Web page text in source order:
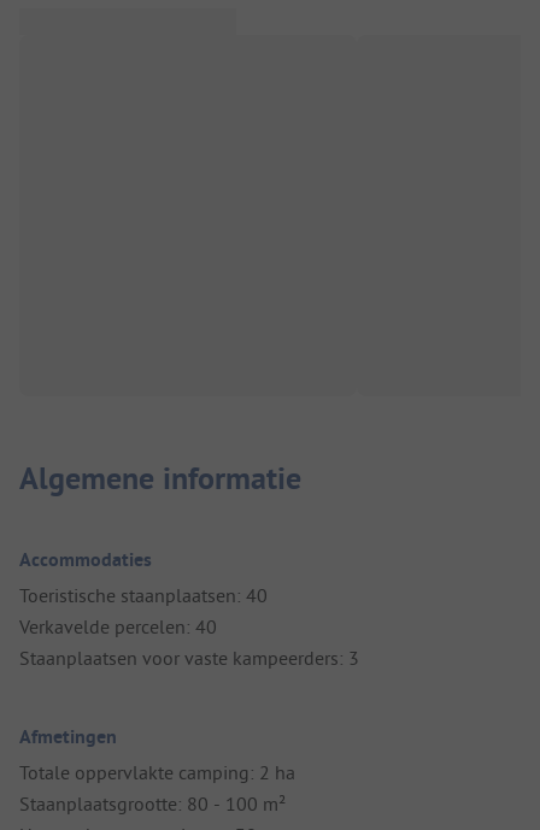
Algemene informatie
Accommodaties
Toeristische staanplaatsen: 40
Verkavelde percelen: 40
Staanplaatsen voor vaste kampeerders: 3
Afmetingen
Totale oppervlakte camping: 2 ha
Staanplaatsgrootte: 80 - 100 m²